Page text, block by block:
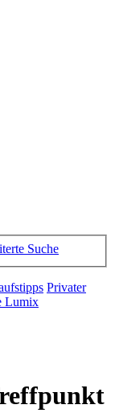
Suche
Privater
Lumix